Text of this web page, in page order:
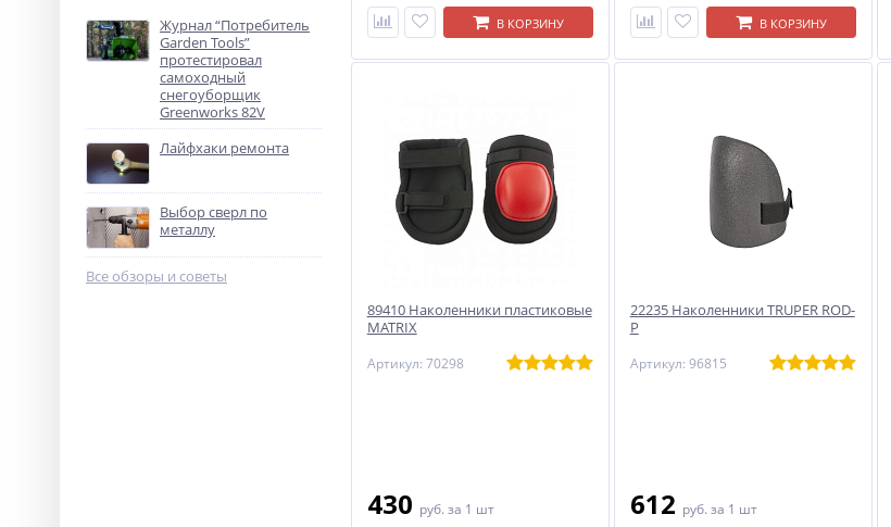
Журнал “Потребитель
Garden Tools”
протестировал
самоходный
снегоуборщик
Greenworks 82V
Лайфхаки ремонта
Выбор сверл по
металлу
Все обзоры и советы
В КОРЗИНУ В КОРЗИНУ
89410 Наколенники пластиковые
MATRIX
Артикул: 70298
430 руб. за 1 шт
22235 Наколенники TRUPER ROD-
P
Артикул: 96815
612 руб. за 1 шт